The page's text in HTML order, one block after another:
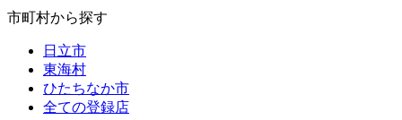
市町村から探す
日立市
東海村
ひたちなか市
全ての登録店